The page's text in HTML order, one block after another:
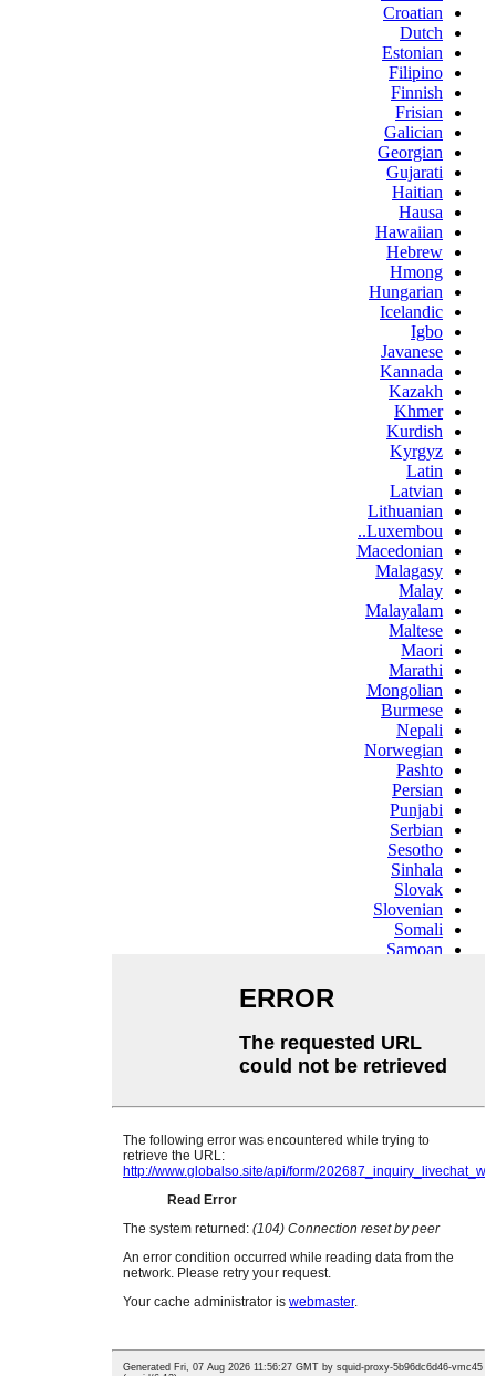
Croatian
Dutch
Estonian
Filipino
Finnish
Frisian
Galician
Georgian
Gujarati
Haitian
Hausa
Hawaiian
Hebrew
Hmong
Hungarian
Icelandic
Igbo
Javanese
Kannada
Kazakh
Khmer
Kurdish
Kyrgyz
Latin
Latvian
Lithuanian
Luxembou..
Macedonian
Malagasy
Malay
Malayalam
Maltese
Maori
Marathi
Mongolian
Burmese
Nepali
Norwegian
Pashto
Persian
Punjabi
Serbian
Sesotho
Sinhala
Slovak
Slovenian
Somali
Samoan
Swahili
Tajik
Telugu
Ukrainian
Urdu
Welsh
Xhosa
Yiddish
Tatar
Oriya